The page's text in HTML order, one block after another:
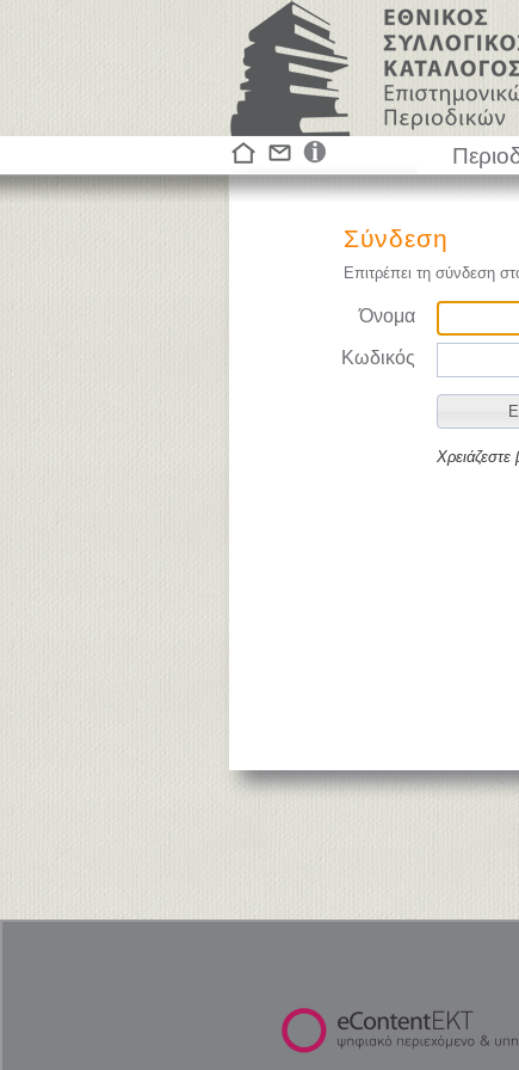
Σύνδεση
Επιτρέπει τη σύνδεση
Όνομα
Κωδικός
Χρειάζεστε